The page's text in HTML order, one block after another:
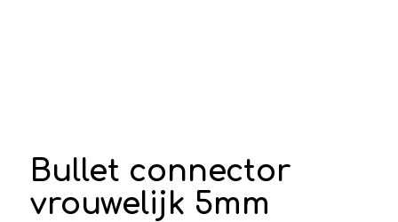
Bullet connector
vrouwelijk 5mm